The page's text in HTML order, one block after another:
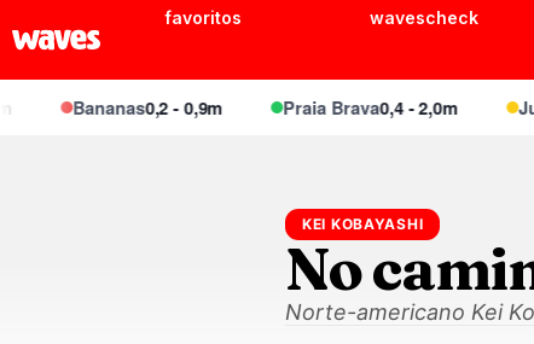
favoritos wavescheck
Bananas0,2 - 0,9m Praia Brava0,4 - 2,0m
KEI KOBAYASHI
No
Norte-americano Kei